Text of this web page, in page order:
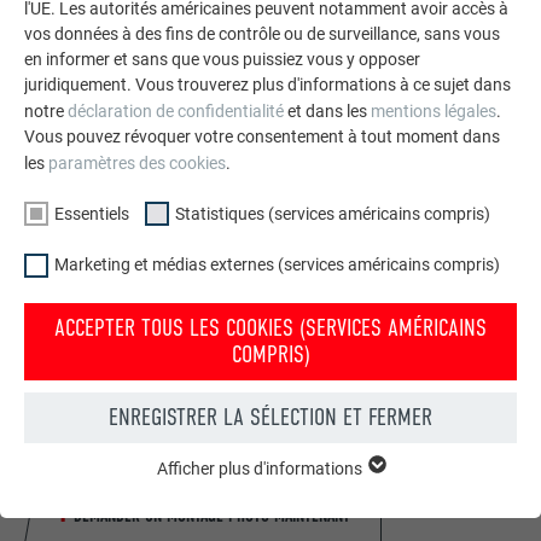
qu’aurait votre maison avec une toiture ou une façade
DEMANDER UN MONTAGE PHOTO MAINTENANT
l'UE. Les autorités américaines peuvent notamment avoir accès à
vos données à des fins de contrôle ou de surveillance, sans vous
en informer et sans que vous puissiez vous y opposer
juridiquement. Vous trouverez plus d'informations à ce sujet dans
notredéclaration de confidentialitéet dans les mentions légales.
Vous pouvez révoquer votre consentement à tout moment dans
les paramètres des cookies.
Essentiels Statistiques (services américains compris)
Marketing et médias externes (services américains compris)
ACCEPTER TOUS LES COOKIES (SERVICES AMÉRICAINS
COMPRIS)
ENREGISTRER LA SÉLECTION ET FERMER
fonctions de base du site Internet. Ils garantissent que le site
Afficher plus d'informations